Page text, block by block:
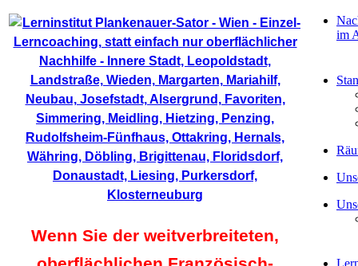
Wenn Sie der weitverbreiteten,
im